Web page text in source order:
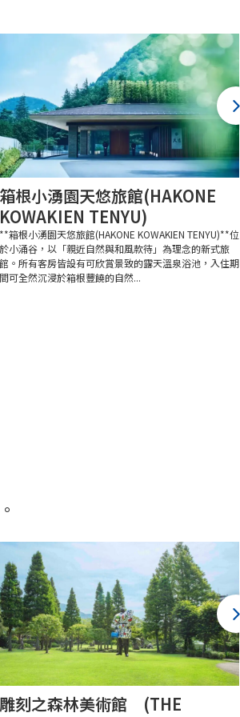
箱根小湧園天悠旅館(HAKONE
KOWAKIEN TENYU)
**箱根小湧園天悠旅館(HAKONE KOWAKIEN TENYU)**位
於小涌谷，以「親近自然與和風款待」為理念的新式旅
館。所有客房皆設有可欣賞景致的露天溫泉浴池，入住期
間可全然沉浸於箱根豐饒的自然...
雕刻之森林美術館 (THE